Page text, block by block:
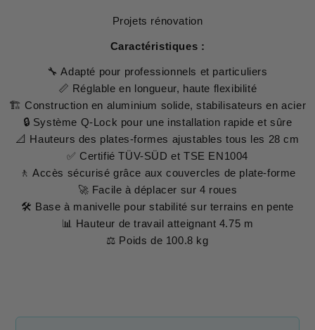
Projets rénovation
Caractéristiques :
🔧 Adapté pour professionnels et particuliers
📏 Réglable en longueur, haute flexibilité
🏗 Construction en aluminium solide, stabilisateurs en acier
🔒 Système Q-Lock pour une installation rapide et sûre
📐 Hauteurs des plates-formes ajustables tous les 28 cm
✅ Certifié TÜV-SÜD et TSE EN1004
🚶 Accès sécurisé grâce aux couvercles de plate-forme
🚀 Facile à déplacer sur 4 roues
🛠 Base à manivelle pour stabilité sur terrains en pente
📊 Hauteur de travail atteignant 4.75 m
⚖️ Poids de 100.8 kg